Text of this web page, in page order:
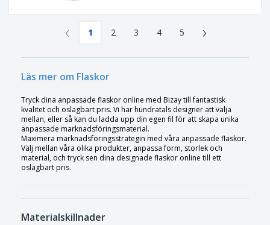
‹ 1 2 3 4 5 ›
Läs mer om Flaskor
Tryck dina anpassade flaskor online med Bizay till fantastisk
kvalitet och oslagbart pris. Vi har hundratals designer att välja
mellan, eller så kan du ladda upp din egen fil för att skapa unika
anpassade marknadsföringsmaterial.
Maximera marknadsföringsstrategin med våra anpassade flaskor.
Välj mellan våra olika produkter, anpassa form, storlek och
material, och tryck sen dina designade flaskor online till ett
oslagbart pris.
Materialskillnader